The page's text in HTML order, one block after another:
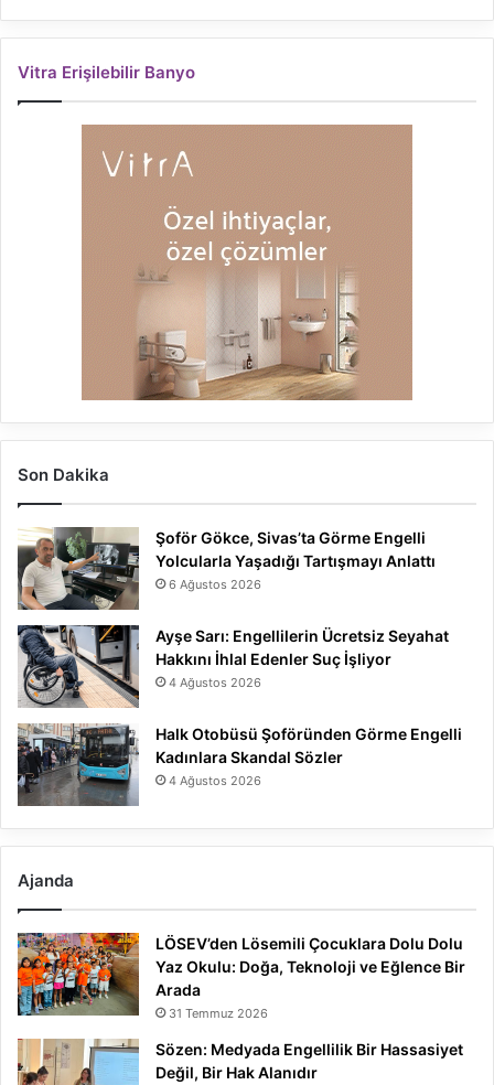
Vitra Erişilebilir Banyo
Son Dakika
Şoför Gökce, Sivas’ta Görme Engelli
Yolcularla Yaşadığı Tartışmayı Anlattı
6 Ağustos 2026
Ayşe Sarı: Engellilerin Ücretsiz Seyahat
Hakkını İhlal Edenler Suç İşliyor
4 Ağustos 2026
Halk Otobüsü Şoföründen Görme Engelli
Kadınlara Skandal Sözler
4 Ağustos 2026
Ajanda
LÖSEV’den Lösemili Çocuklara Dolu Dolu
Yaz Okulu: Doğa, Teknoloji ve Eğlence Bir
Arada
31 Temmuz 2026
Sözen: Medyada Engellilik Bir Hassasiyet
Değil, Bir Hak Alanıdır